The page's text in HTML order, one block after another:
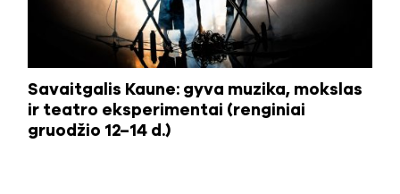
Savaitgalis Kaune: gyva muzika, mokslas
ir teatro eksperimentai (renginiai
gruodžio 12–14 d.)